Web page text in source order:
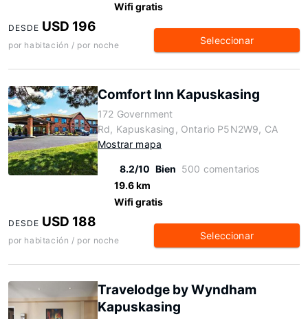
Wifi gratis
DESDE USD 196
por habitación / por noche Seleccionar
Comfort Inn Kapuskasing
172 Government
Rd, Kapuskasing, Ontario P5N2W9, CA
Mostrar mapa
8.2/10 Bien 500 comentarios
19.6 km
Wifi gratis
DESDE USD 188
por habitación / por noche Seleccionar
Travelodge by Wyndham
Kapuskasing